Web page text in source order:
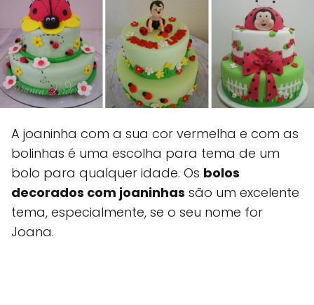
A joaninha com a sua cor vermelha e com as
bolinhas é uma escolha para tema de um
bolo para qualquer idade. Os bolos
decorados com joaninhas são um excelente
tema, especialmente, se o seu nome for
Joana.